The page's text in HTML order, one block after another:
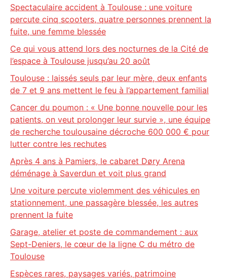
Spectaculaire accident à Toulouse : une voiture
percute cinq scooters, quatre personnes prennent la
fuite, une femme blessée
Ce qui vous attend lors des nocturnes de la Cité de
l’espace à Toulouse jusqu’au 20 août
Toulouse : laissés seuls par leur mère, deux enfants
de 7 et 9 ans mettent le feu à l’appartement familial
Cancer du poumon : « Une bonne nouvelle pour les
patients, on veut prolonger leur survie », une équipe
de recherche toulousaine décroche 600 000 € pour
lutter contre les rechutes
Après 4 ans à Pamiers, le cabaret Døry Arena
déménage à Saverdun et voit plus grand
Une voiture percute violemment des véhicules en
stationnement, une passagère blessée, les autres
prennent la fuite
Garage, atelier et poste de commandement : aux
Sept-Deniers, le cœur de la ligne C du métro de
Toulouse
Espèces rares, paysages variés, patrimoine